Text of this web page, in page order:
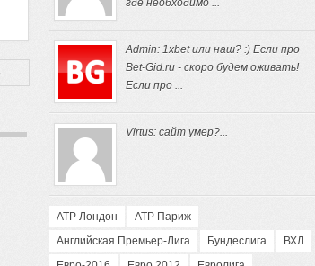
где необходимо ...
Admin: 1xbet или наш? :) Если про
Bet-Gid.ru - скоро будем оживать!
Если про ...
Virtus: сайт умер?...
ATP Лондон
АТP Париж
Английская Премьер-Лига
Бундеслига
ВХЛ